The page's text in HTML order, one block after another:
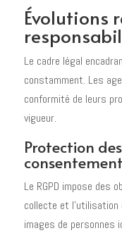
Évolutions
Le cadre légal
constamment. Les
conformité de leurs
vigueur.
Protection
Le RGPD impose des
collecte et l'utilisation
images de personnes